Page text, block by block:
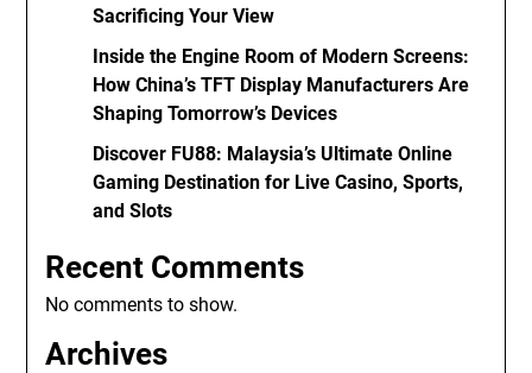
Sacrificing Your View
Inside the Engine Room of Modern Screens:
How China’s TFT Display Manufacturers Are
Shaping Tomorrow’s Devices
Discover FU88: Malaysia’s Ultimate Online
Gaming Destination for Live Casino, Sports,
and Slots
Recent Comments
No comments to show.
Archives